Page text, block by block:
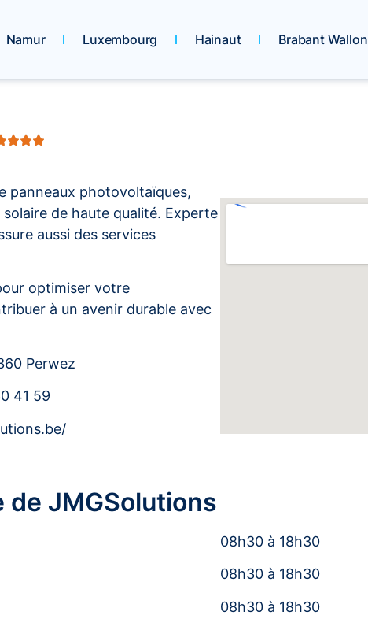
Namur Luxembourg Hainaut Brabant Wallon
panneaux photovoltaïques,
de haute qualité. Experte
aussi des services
optimiser votre
à un avenir durable avec
Perwez
41 59
JMGSolutions
08h30 à 18h30
08h30 à 18h30
08h30 à 18h30